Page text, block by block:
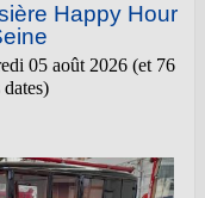
Happy Hour
05 août 2026 (et 76
dates)